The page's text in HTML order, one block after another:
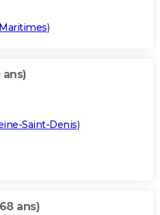
)
ans)
Saint-Denis)
ans)